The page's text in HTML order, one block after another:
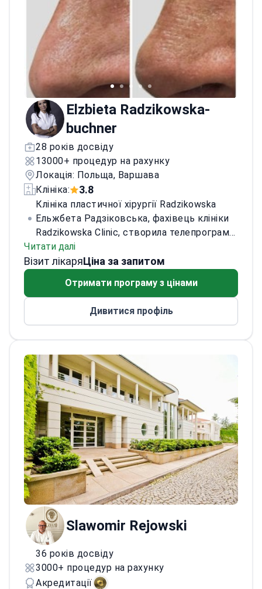
Elzbieta Radzikowska-
buchner
28 років досвіду
13000+ процедур на рахунку
Локація: Польща, Варшава
Клініка:
3.8
Клініка пластичної хірургії Radzikowska
Ельжбета Радзіковська, фахівець клініки
Radzikowska Clinic, створила телепрограму
«Walka o piersi» для підтримки
профілактики раку молочної залози та
регіональним консультантом з пластичної
(призначена у грудні 2022 року). Її
також корекцію контурів обличчя та тіла.
Читати далі
Візит лікаряЦіна за запитом
Отримати програму з цінами
Дивитися профіль
Slawomir Rejowski
36 років досвіду
3000+ процедур на рахунку
Акредитації